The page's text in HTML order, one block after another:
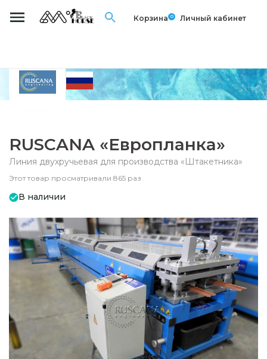
Корзина 0 Личный кабинет
RUSCANA «Европланка»
Линия двухручьевая для производства «Штакетника»
Этот товар просматривали 865 раз
В наличии